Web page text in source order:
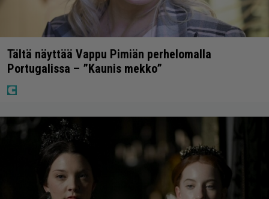
Tältä näyttää Vappu Pimiän perhelomalla
Portugalissa – ”Kaunis mekko”